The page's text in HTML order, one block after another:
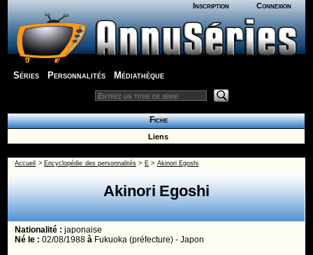
Inscription Connexion
Séries Personnalités Médiathèque
Fiche
Liens
Accueil > Encyclopédie des personnalités > E> Akinori Egoshi
Akinori Egoshi
Nationalité :japonaise
Né le :02/08/1988à Fukuoka (préfecture) - Japon